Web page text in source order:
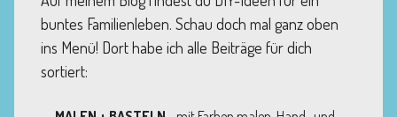
buntes Familienleben. Schau doch mal ganz oben
ins Menü! Dort habe ich alle Beiträge für dich
sortiert: